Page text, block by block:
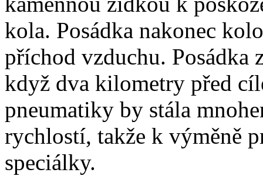
kola. Posádka nakonec
příchod vzduchu. Posádka
když dva kilometry před
pneumatiky by stála
rychlostí, takže k výměně
speciálky.